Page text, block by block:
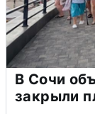
В Сочи
закрыли